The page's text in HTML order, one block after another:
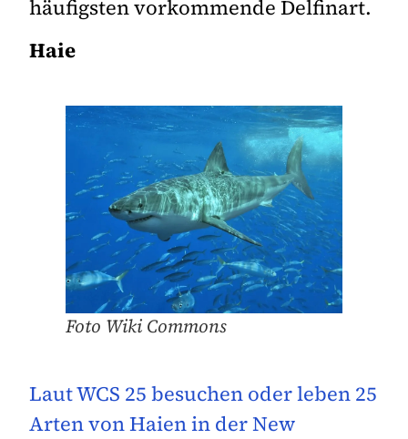
häufigsten vorkommende Delfinart.
Haie
Foto Wiki Commons
Laut WCS 25 besuchen oder leben 25
Arten von Haien in der New